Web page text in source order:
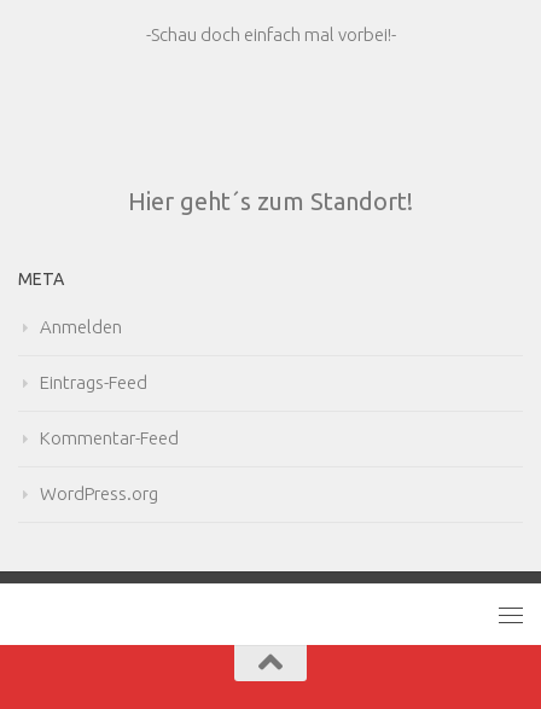
-Schau doch einfach mal vorbei!-
Hier geht´s zum Standort!
META
Anmelden
Eintrags-Feed
Kommentar-Feed
WordPress.org